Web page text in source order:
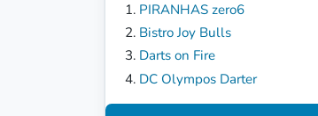
PIRANHAS zero6
Bistro Joy Bulls
Darts on Fire
DC Olympos Darter